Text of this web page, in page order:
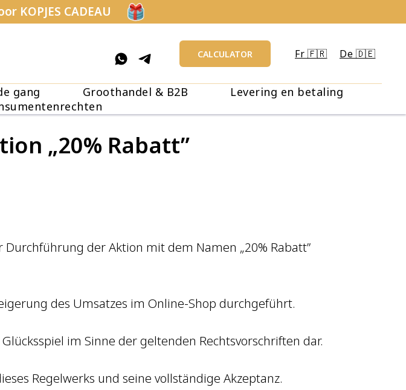
KOPJES CADEAU
CALCULATOR Fr 🇫🇷 De 🇩🇪
gang Groothandel & B2B
Levering en betaling
„20% Rabatt”
der Aktion mit dem Namen „20% Rabatt”
des Umsatzes im Online-Shop durchgeführt.
im Sinne der geltenden Rechtsvorschriften dar.
Regelwerks und seine vollständige Akzeptanz.